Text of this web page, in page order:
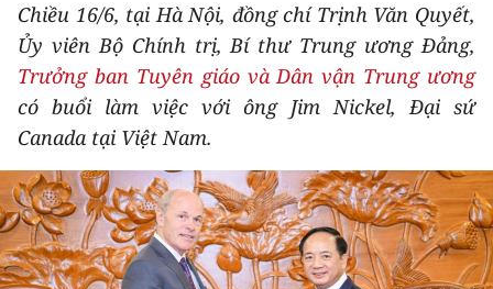
PHÁP LUẬT
DU LỊCH
THẾ GIỚI
THỂ THAO
GIÁO DỤC
Chiều 16/6, tại Hà Nội, đồng chí Trịnh Văn Quyết,
Ủy viên Bộ Chính trị, Bí thư Trung ương Đảng,
Trưởng ban Tuyên giáo và Dân vận Trung ương
có buổi làm việc với ông Jim Nickel, Đại sứ
Canada tại Việt Nam.